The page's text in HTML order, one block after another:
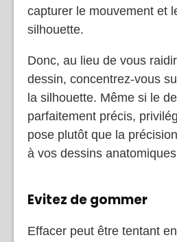
capturer le mouvement et
silhouette.
Donc, au lieu de vous
dessin, concentrez-vous
la silhouette. Même si le
parfaitement précis,
pose plutôt que la
à vos dessins
Evitez de gommer
Effacer peut être tentant